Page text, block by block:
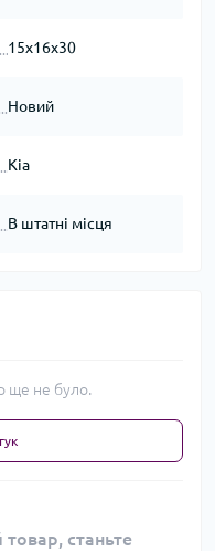
15x16x30
Новий
Kia
В штатні місця
ще не було.
товар, станьте